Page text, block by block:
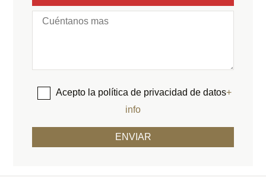
Acepto la política de privacidad de datos+
info